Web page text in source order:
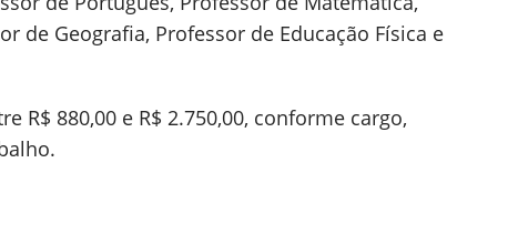
de Geografia, Professor de Educação Física e
R$ 880,00 e R$ 2.750,00, conforme cargo,